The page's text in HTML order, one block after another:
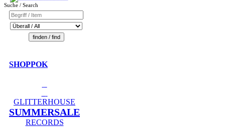
Suche / Search
SHOPPOK
GLITTERHOUSE
SUMMERSALE
RECORDS